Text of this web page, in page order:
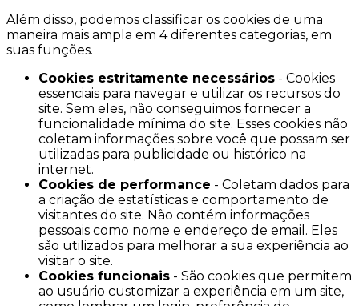
Além disso, podemos classificar os cookies de uma
maneira mais ampla em 4 diferentes categorias, em
suas funções.
Cookies estritamente necessários - Cookies
essenciais para navegar e utilizar os recursos do
site. Sem eles, não conseguimos fornecer a
funcionalidade mínima do site. Esses cookies não
coletam informações sobre você que possam ser
utilizadas para publicidade ou histórico na
internet.
Cookies de performance - Coletam dados para
a criação de estatísticas e comportamento de
visitantes do site. Não contém informações
pessoais como nome e endereço de email. Eles
são utilizados para melhorar a sua experiência ao
visitar o site.
Cookies funcionais - São cookies que permitem
ao usuário customizar a experiência em um site,